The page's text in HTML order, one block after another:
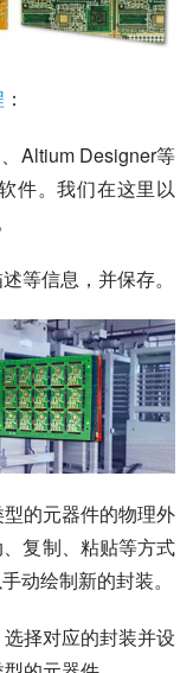
：
Altium Designer等
件。我们在这里以
等信息，并保存。
的元器件的物理外
复制、粘贴等方式
动绘制新的封装。
择对应的封装并设